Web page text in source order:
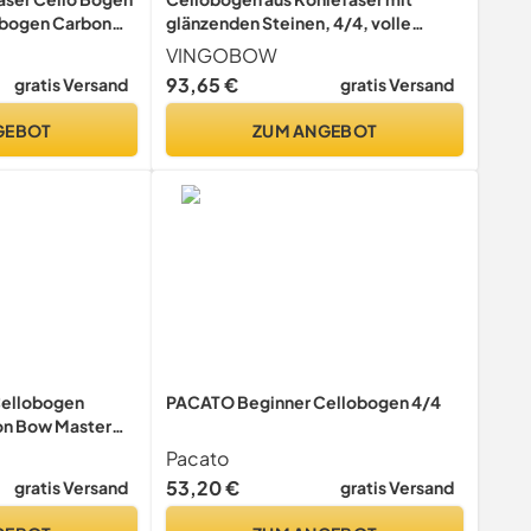
Carbon
für lauten
2 Größe Art Nr.
gratis Versand
glänzenden Steinen, 4/4, volle
Größe, natürliches schwarzes
Pferdehaar, blaue Drahtwicklung
VINGOBOW
93,65 €
gratis Versand
ZUM ANGEBOT
Bow Master
Rosshaar 4/4
gratis Versand
PACATO Beginner Cellobogen 4/4
Pacato
53,20 €
gratis Versand